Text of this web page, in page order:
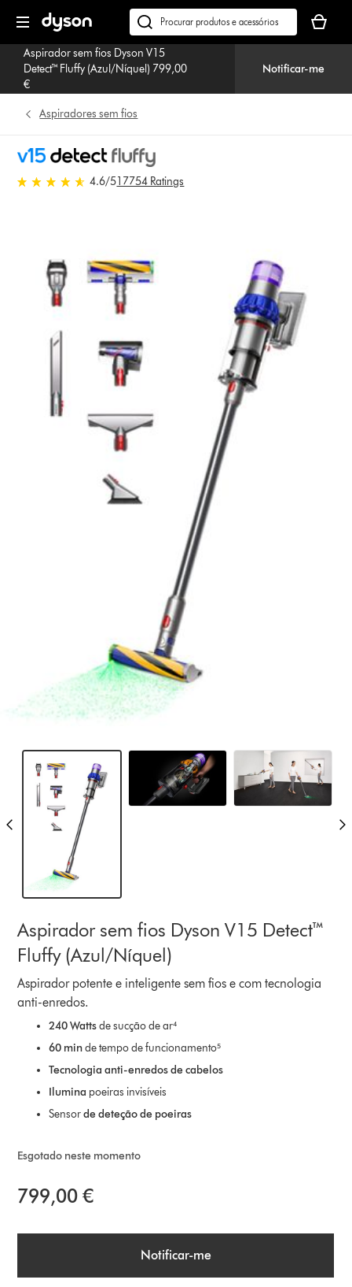
seguinte
Pesquisar
em
dyson.pt
seu
cesto
compras
está
Aspirador sem fios Dyson V15
Detect™ Fluffy (Azul/Níquel) 799,00
€
Notificar-me
Aspiradores sem fios
4.6 estrelas de 5 em 17754 Ratings
4.6/517754 Ratings
Aspirador sem fios Dyson V15 Detect™
Fluffy (Azul/Níquel)
Aspirador potente e inteligente sem fios e com tecnologia
anti-enredos.
240 Wattsde sucção de ar⁴
60 minde tempo de funcionamento⁵
Tecnologia anti-enredos de cabelos
Ilumina poeiras invisíveis
Sensorde deteção de poeiras
Esgotado neste momento
799,00 €
Notificar-me